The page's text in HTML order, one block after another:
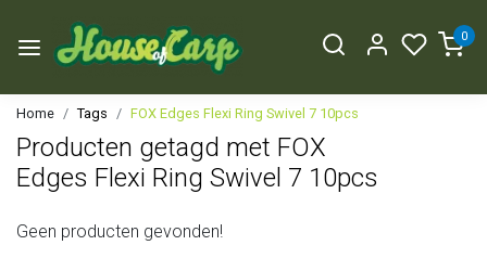
0
Home Tags FOX Edges Flexi Ring Swivel 7 10pcs
Producten getagd met FOX
Edges Flexi Ring Swivel 7 10pcs
Geen producten gevonden!